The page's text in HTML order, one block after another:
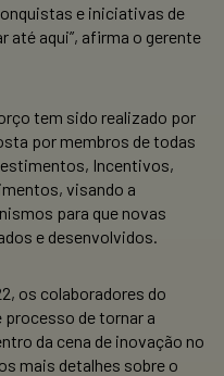
e iniciativas de
até aqui”, afirma o gerente
tem sido realizado por
por membros de todas
Incentivos,
visando a
para que novas
e desenvolvidos.
os colaboradores do
de tornar a
da cena de inovação no
mais detalhes sobre o